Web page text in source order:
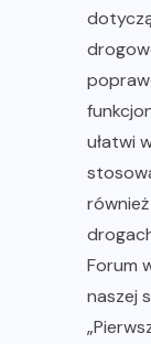
ułatwi
Forum
naszej